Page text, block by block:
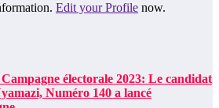
Edit your Profile now.
électorale 2023: Le candidat
Numéro 140 a lancé